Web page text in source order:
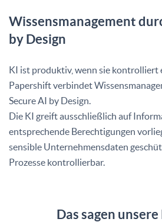
Wissensmanagement
by Design
KI ist produktiv, wenn sie kontrolliert
Papershift verbindet
Secure AI by Design.
Die KI greift ausschließlich auf
entsprechende Berechtigungen
sensible Unternehmensdaten
Prozesse kontrollierbar.
Das sagen